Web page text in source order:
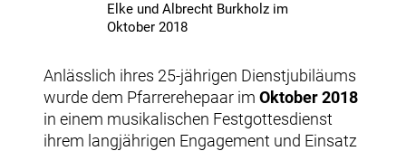
Elke und Albrecht Burkholz im
Oktober 2018
Anlässlich ihres 25-jährigen Dienstjubiläums
wurde dem Pfarrerehepaar im Oktober 2018
in einem musikalischen Festgottesdienst
ihrem langjährigen Engagement und Einsatz